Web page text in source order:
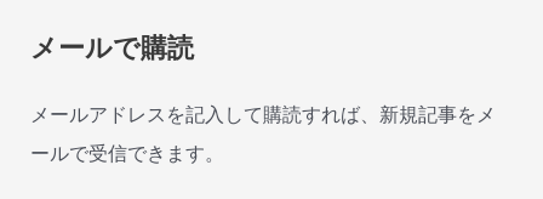
メールで購読
メールアドレスを記入して購読すれば、新規記事をメ
ールで受信できます。